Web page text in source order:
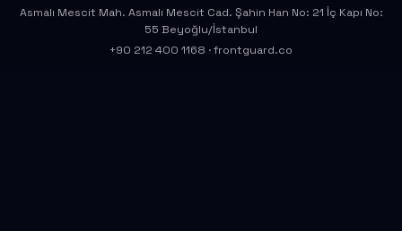
Asmalı Mescit Mah. Asmalı Mescit Cad. Şahin Han No: 21 İç Kapı No:
55 Beyoğlu/İstanbul
+90 212 400 1168 ·frontguard.co